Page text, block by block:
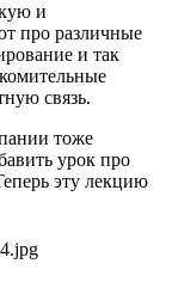
и
про различные
и так
связь.
тоже
урок про
эту лекцию